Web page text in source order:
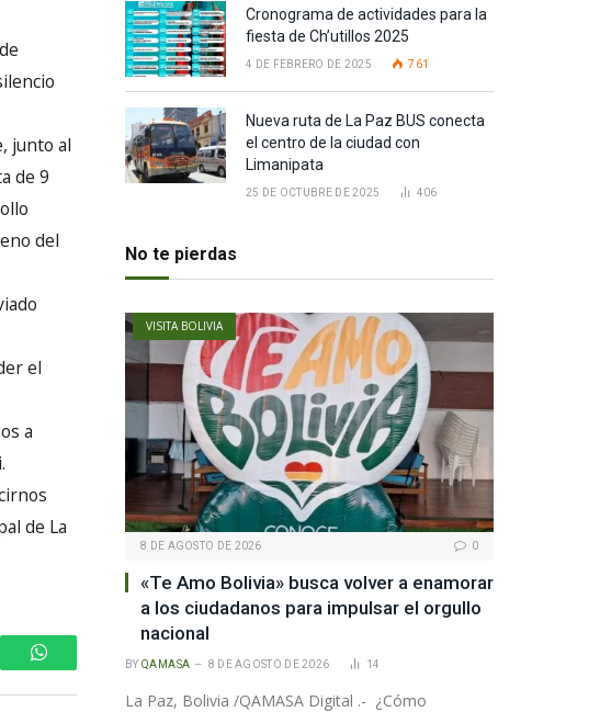
junto al
de 9
del
el
a
de La
WhatsApp
Cronograma de actividades para la
fiesta de Ch’utillos 2025
4 DE FEBRERO DE 2025 761
Nueva ruta de La Paz BUS conecta
el centro de la ciudad con
Limanipata
25 DE OCTUBRE DE 2025 406
No te pierdas
VISITA BOLIVIA
8 DE AGOSTO DE 2026 0
«Te Amo Bolivia» busca volver a enamorar
a los ciudadanos para impulsar el orgullo
nacional
BY QAMASA 8 DE AGOSTO DE 2026 14
La Paz, Bolivia /QAMASA Digital .- ¿Cómo